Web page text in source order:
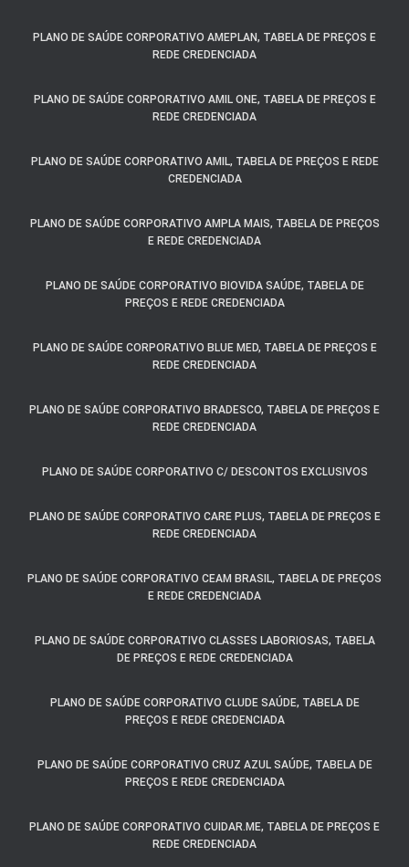
PLANO DE SAÚDE CORPORATIVO AMEPLAN, TABELA DE PREÇOS E
REDE CREDENCIADA
PLANO DE SAÚDE CORPORATIVO AMIL ONE, TABELA DE PREÇOS E
REDE CREDENCIADA
PLANO DE SAÚDE CORPORATIVO AMIL, TABELA DE PREÇOS E REDE
CREDENCIADA
PLANO DE SAÚDE CORPORATIVO AMPLA MAIS, TABELA DE PREÇOS
E REDE CREDENCIADA
PLANO DE SAÚDE CORPORATIVO BIOVIDA SAÚDE, TABELA DE
PREÇOS E REDE CREDENCIADA
PLANO DE SAÚDE CORPORATIVO BLUE MED, TABELA DE PREÇOS E
REDE CREDENCIADA
PLANO DE SAÚDE CORPORATIVO BRADESCO, TABELA DE PREÇOS E
REDE CREDENCIADA
PLANO DE SAÚDE CORPORATIVO C/ DESCONTOS EXCLUSIVOS
PLANO DE SAÚDE CORPORATIVO CARE PLUS, TABELA DE PREÇOS E
REDE CREDENCIADA
PLANO DE SAÚDE CORPORATIVO CEAM BRASIL, TABELA DE PREÇOS
E REDE CREDENCIADA
PLANO DE SAÚDE CORPORATIVO CLASSES LABORIOSAS, TABELA
DE PREÇOS E REDE CREDENCIADA
PLANO DE SAÚDE CORPORATIVO CLUDE SAÚDE, TABELA DE
PREÇOS E REDE CREDENCIADA
PLANO DE SAÚDE CORPORATIVO CRUZ AZUL SAÚDE, TABELA DE
PREÇOS E REDE CREDENCIADA
PLANO DE SAÚDE CORPORATIVO CUIDAR.ME, TABELA DE PREÇOS E
REDE CREDENCIADA